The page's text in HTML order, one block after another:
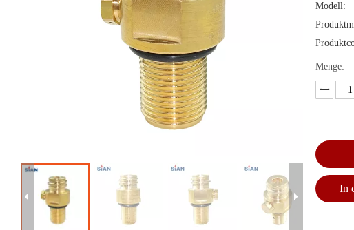
Modell:
Menge:
In